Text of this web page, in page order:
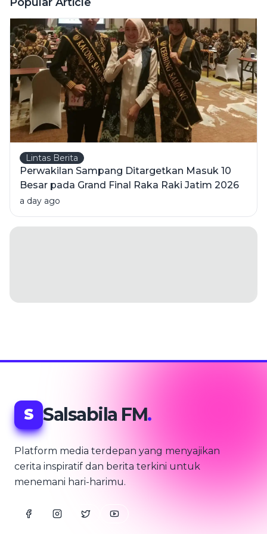
ke KPK
Lintas Berita
Perwakilan Sampang Ditargetkan Masuk 10
Besar pada Grand Final Raka Raki Jatim 2026
a day ago
S Salsabila FM.
Platform media terdepan yang menyajikan
cerita inspiratif dan berita terkini untuk
menemani hari-harimu.